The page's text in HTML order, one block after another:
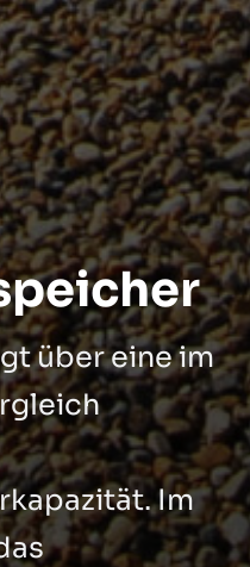
über eine im
Im